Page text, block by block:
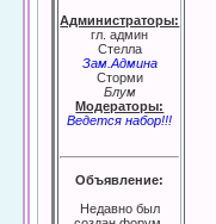
Администраторы:
гл. админ
Стелла
Зам.Админа
Сторми
Блум
Модераторы:
Ведется набор!!!
Объявление:
Недавно был